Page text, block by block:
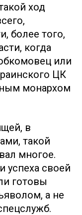
ход
более того,
когда
или
ЦК
монархом
в
такой
многое.
успеха своей
готовы
а не